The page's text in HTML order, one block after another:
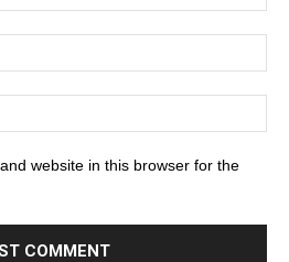
website in this browser for the